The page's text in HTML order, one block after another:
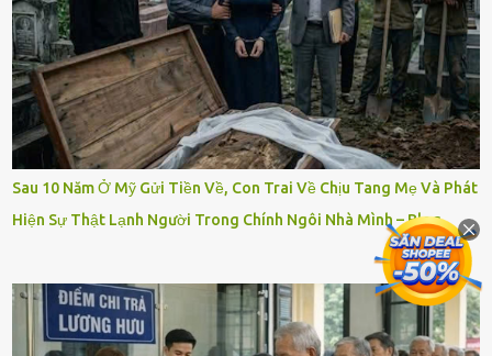
Sau 10 Năm Ở Mỹ Gửi Tiền Về, Con Trai Về Chịu Tang Mẹ Và Phát
Hiện Sự Thật Lạnh Người Trong Chính Ngôi Nhà Mình – Blog